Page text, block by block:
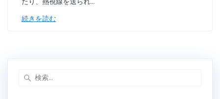
たり、熱視線を送られ…
続きを読む